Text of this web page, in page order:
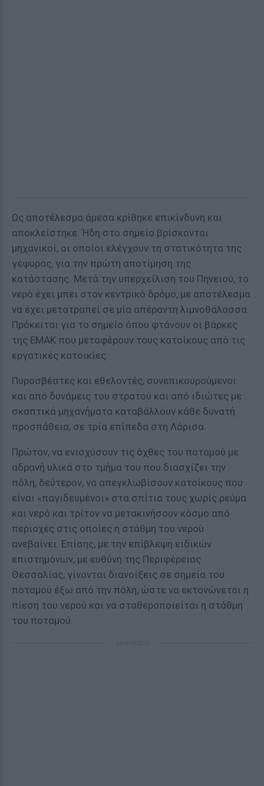
Ως αποτέλεσμα άμεσα κρίθηκε επικίνδυνη και
αποκλείστηκε. Ήδη στο σημείο βρίσκονται
μηχανικοί, οι οποίοι ελέγχουν τη στατικότητα της
γέφυρας, για την πρώτη αποτίμηση της
κατάστασης. Μετά την υπερχείλιση του Πηνειού, το
νερό έχει μπει στον κεντρικό δρόμο, με αποτέλεσμα
να έχει μετατραπεί σε μία απέραντη λιμνοθάλασσα.
Πρόκειται για το σημείο όπου φτάνουν οι βάρκες
της ΕΜΑΚ που μεταφέρουν τους κατοίκους από τις
εργατικές κατοικίες.
Πυροσβέστες και εθελοντές, συνεπικουρούμενοι
και από δυνάμεις του στρατού και από ιδιώτες με
σκαπτικά μηχανήματα καταβάλλουν κάθε δυνατή
προσπάθεια, σε τρία επίπεδα στη Λάρισα.
Πρώτον, να ενισχύσουν τις όχθες του ποταμού με
αδρανή υλικά στο τμήμα του που διασχίζει την
πόλη, δεύτερον, να απεγκλωβίσουν κατοίκους που
είναι «παγιδευμένοι» στα σπίτια τους χωρίς ρεύμα
και νερό και τρίτον να μετακινήσουν κόσμο από
περιοχές στις οποίες η στάθμη του νερού
ανεβαίνει. Επίσης, με την επίβλεψη ειδικών
επιστημόνων, με ευθύνη της Περιφέρειας
Θεσσαλίας, γίνονται διανοίξεις σε σημεία του
ποταμού έξω από την πόλη, ώστε να εκτονώνεται η
πίεση του νερού και να σταθεροποιείται η στάθμη
του ποταμού.